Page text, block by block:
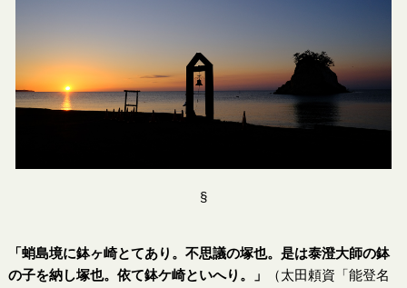
§
「蛸島境に鉢ヶ崎とてあり。不思議の塚也。是は泰澄大師の鉢
の子を納し塚也。依て鉢ケ崎といへり。」
（太田頼資「能登名